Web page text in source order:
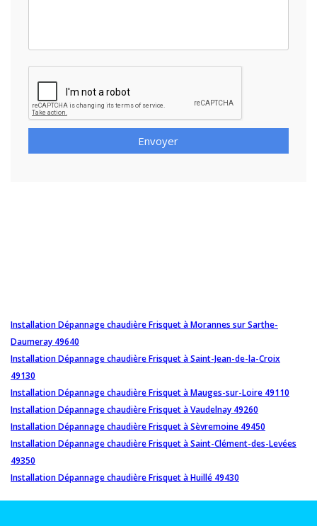
Envoyer
Installation Dépannage chaudière Frisquet à Morannes sur Sarthe-
Daumeray 49640
Installation Dépannage chaudière Frisquet à Saint-Jean-de-la-Croix
49130
Installation Dépannage chaudière Frisquet à Mauges-sur-Loire 49110
Installation Dépannage chaudière Frisquet à Vaudelnay 49260
Installation Dépannage chaudière Frisquet à Sèvremoine 49450
Installation Dépannage chaudière Frisquet à Saint-Clément-des-Levées
49350
Installation Dépannage chaudière Frisquet à Huillé 49430